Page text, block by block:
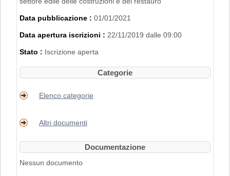
REGISTRARSI AL PORTALE. PER
PROCEDURA DI REGISTRAZIONE
CONSULTARE IL MANUALE ALLA VOCE
"ACCESSO ALL'AREA RISERVATA"
Data pubblicazione : 01/01/2021
Data apertura iscrizioni : 22/11/2019 dalle 09:00
Stato : Iscrizione aperta
Categorie
Elenco categorie
Altri documenti
Documentazione
Nessun documento